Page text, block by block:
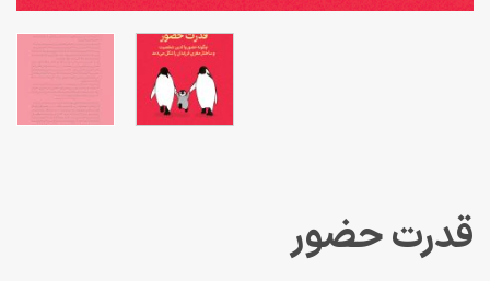
قدرت حضور